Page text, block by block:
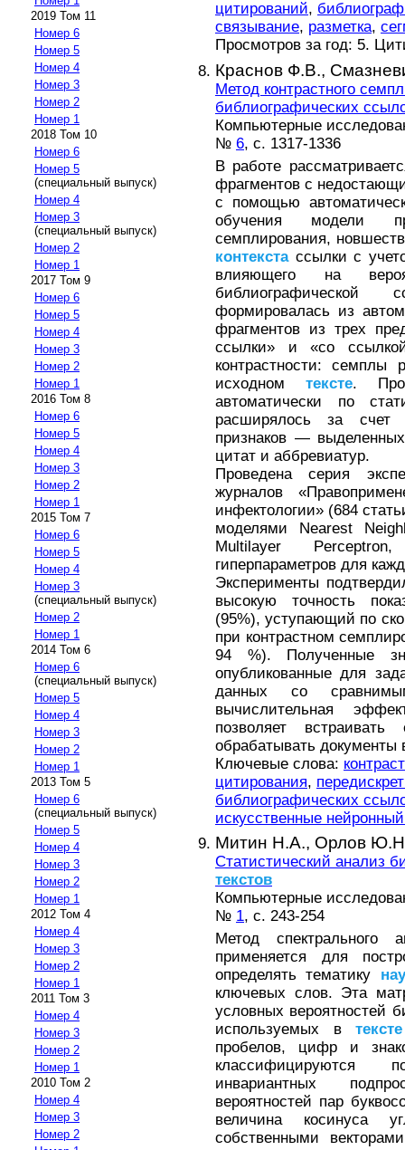
2019 Том 11
Номер 6
Номер 5
Номер 4
Номер 3
Номер 2
Номер 1
2018 Том 10
Номер 6
Номер 5
(специальный выпуск)
Номер 4
Номер 3
(специальный выпуск)
Номер 2
Номер 1
2017 Том 9
Номер 6
Номер 5
Номер 4
Номер 3
Номер 2
Номер 1
2016 Том 8
Номер 6
Номер 5
Номер 4
Номер 3
Номер 2
Номер 1
2015 Том 7
Номер 6
Номер 5
Номер 4
Номер 3
(специальный выпуск)
Номер 2
Номер 1
2014 Том 6
Номер 6
(специальный выпуск)
Номер 5
Номер 4
Номер 3
Номер 2
Номер 1
2013 Том 5
Номер 6
(специальный выпуск)
Номер 5
Номер 4
Номер 3
Номер 2
Номер 1
2012 Том 4
Номер 4
Номер 3
Номер 2
Номер 1
2011 Том 3
Номер 4
Номер 3
Номер 2
Номер 1
2010 Том 2
Номер 4
Номер 3
Номер 2
цитирований,
связывание, разметка,
Просмотров за год: 5.
Краснов Ф.В.,
Метод контрастного
библиографических
Компьютерные
№ 6, с. 1317-1336
В работе
фрагментов с
с помощью
обучения модели
семплирования,
контекстассылки с
влияющего на
формировалась из
фрагментов из трех
ссылки» и «со
контрастности: семплы
исходном тексте.
автоматически по
расширялось за счет
признаков —
цитат и аббревиатур.
Проведена серия
журналов
инфектологии» (684
моделями Nearest
Multilayer
гиперпараметров для
Эксперименты
высокую точность
(95%), уступающий по
при контрастном
94 %). Полученные
опубликованные для
данных со
вычислительная
позволяет
обрабатывать
Ключевые слова:
цитирования,
библиографических
искусственные
Митин Н.А., Орлов
Статистический анализ
текстов
Компьютерные
№ 1, с. 243-254
Метод спектрального
применяется для
определять тематику
ключевых слов. Эта
условных вероятностей
используемых втексте
пробелов, цифр и
классифицируются
инвариантных
вероятностей пар
величина
собственными